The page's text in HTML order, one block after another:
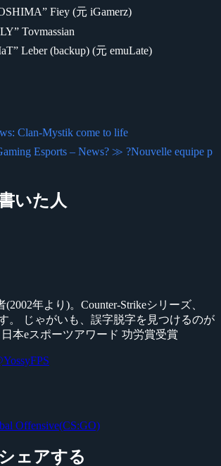
Fiey (元 iGamerz)
Tovmassian
Leber (backup) (元 emuLate)
Clan-Mystik come to life
Esports – News? ≫ ?Nouvelle equipe p
いた人
(2002年より)。Counter-Strikeシリーズ、
。 じゃがいも、誤字脱字を見つけるのが
本eスポーツアワード 功労賞受賞
Offensive(CS:GO)
ェアする